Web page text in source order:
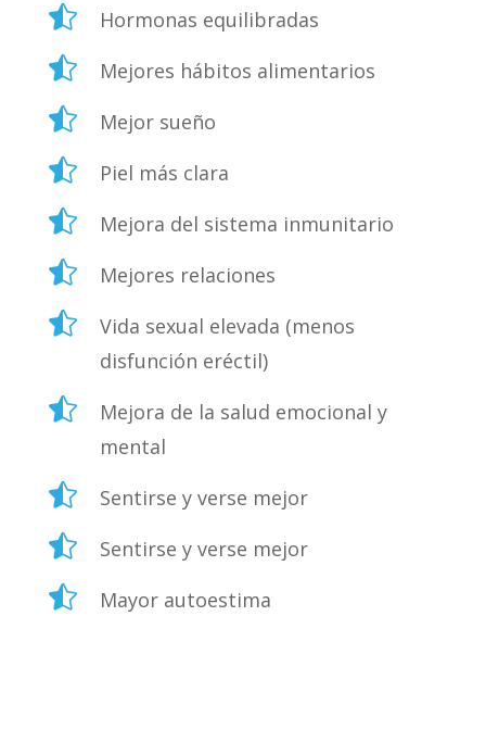
 Hormonas equilibradas
 Mejores hábitos alimentarios
 Mejor sueño
 Piel más clara
 Mejora del sistema inmunitario
 Mejores relaciones

Vida sexual elevada (menos
disfunción eréctil)

Mejora de la salud emocional y
mental
 Sentirse y verse mejor
 Sentirse y verse mejor
 Mayor autoestima